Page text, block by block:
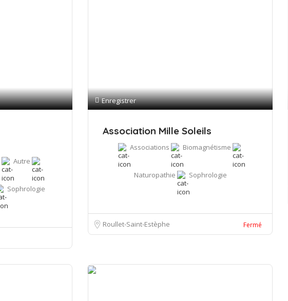
Autre
Sophrologie
Enregistrer
Association Mille Soleils
Associations Biomagnétisme
Naturopathie Sophrologie
Roullet-Saint-Estèphe Fermé